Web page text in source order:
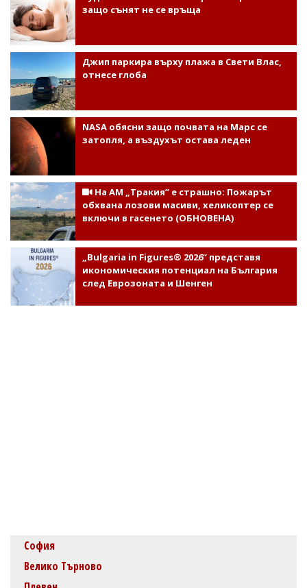
защо сънят не се връща
Джип паркира върху плажа в Свети Влас,
отнесе глоба
NASA обясни защо почвата на Марс се
затопля, а въздухът остава леден
На АМ „Тракия” е страшно: Пожарът
обхвана лозови масиви, хеликоптер се
включи в гасенето (ОБНОВЕНА)
„Bulgaria in Figures® 2026“ представя
икономическия потенциал на България
след Еврозоната и Шенген
София
Велико Търново